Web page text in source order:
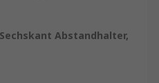
Abstandhalter,